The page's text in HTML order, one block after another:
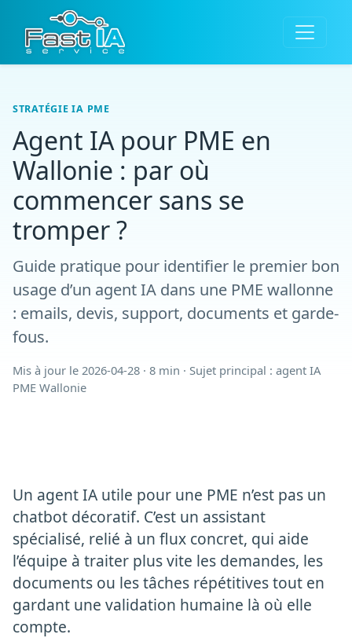
STRATÉGIE IA PME
Agent IA pour PME en
Wallonie : par où
commencer sans se
tromper ?
Guide pratique pour identifier le premier bon
usage d’un agent IA dans une PME wallonne
: emails, devis, support, documents et garde-
fous.
Mis à jour le 2026-04-28 · 8 min · Sujet principal : agent IA
PME Wallonie
Un agent IA utile pour une PME n’est pas un
chatbot décoratif. C’est un assistant
spécialisé, relié à un flux concret, qui aide
l’équipe à traiter plus vite les demandes, les
documents ou les tâches répétitives tout en
gardant une validation humaine là où elle
compte.